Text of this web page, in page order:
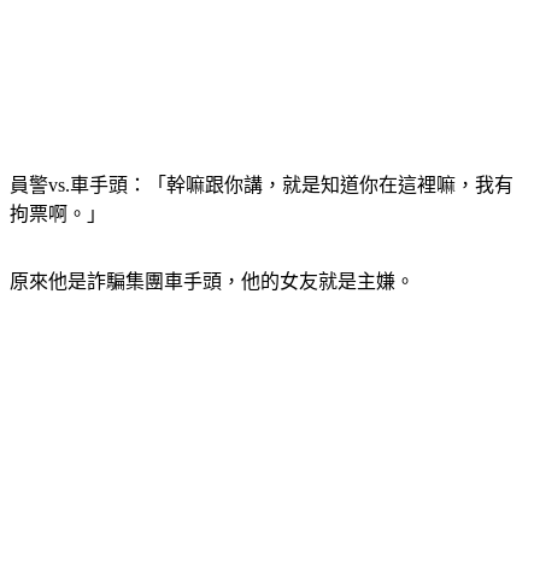
員警vs.車手頭：「幹嘛跟你講，就是知道你在這裡嘛，我有
拘票啊。」
原來他是詐騙集團車手頭，他的女友就是主嫌。